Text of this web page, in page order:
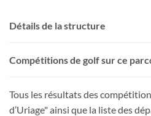
Détails de la structure
Compétitions de golf sur ce
Tous les résultats des
d’Uriage" ainsi que la liste des